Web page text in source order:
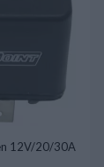
12V/20/30A